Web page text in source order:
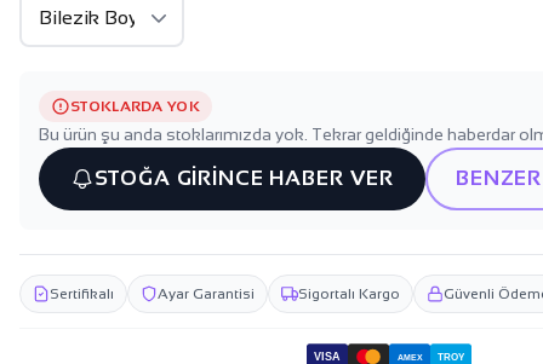
STOKLARDA YOK
Bu ürün şu anda stoklarımızda yok. Tekrar geldiğinde haberdar
STOĞA GİRİNCE HABER VER
Sertifikalı Ayar Garantisi Sigortalı Kargo Güvenli
VISA AMEX TROY